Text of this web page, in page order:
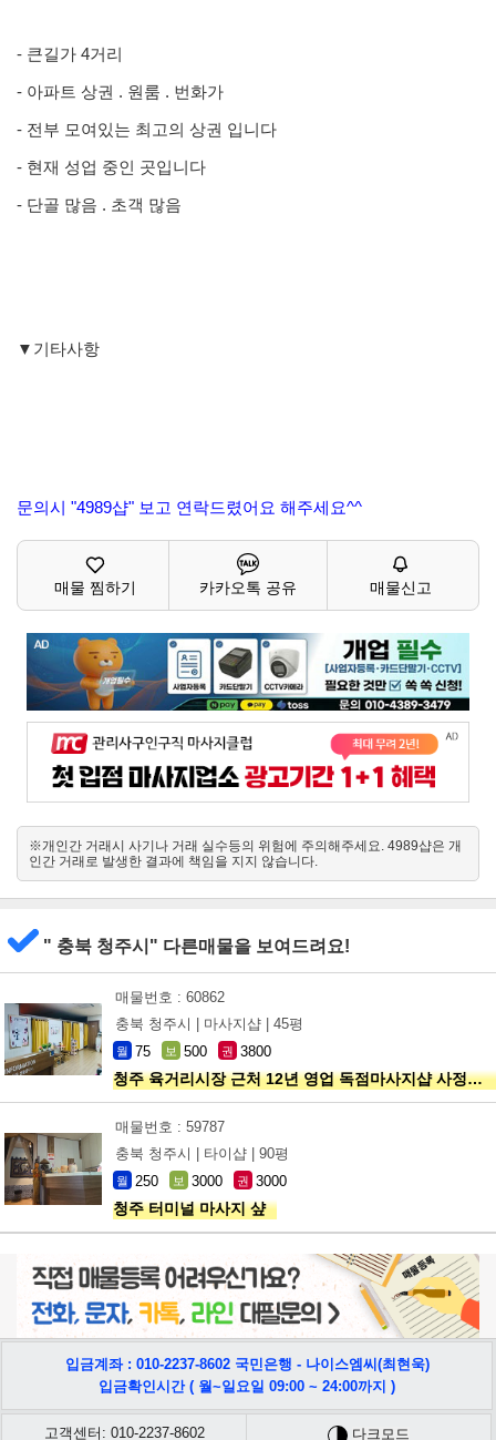
- 큰길가 4거리
- 아파트 상권 . 원룸 . 번화가
- 전부 모여있는 최고의 상권 입니다
- 현재 성업 중인 곳입니다
- 단골 많음 . 초객 많음
▼기타사항
문의시 "4989샵" 보고 연락드렸어요 해주세요^^
매물 찜하기 카카오톡 공유 매물신고
※개인간 거래시 사기나 거래 실수등의 위험에 주의해주세요. 4989샵은 개
인간 거래로 발생한 결과에 책임을 지지 않습니다.
" 충북 청주시" 다른매물을 보여드려요!
매물번호 : 60862
충북 청주시 |
마사지샵 | 45평
월 75 보 500 권 3800
청주 육거리시장 근처 12년 영업 독점마사지샵 사정상 급매합니다.
매물번호 : 59787
충북 청주시 |
타이샵 | 90평
월 250 보 3000 권 3000
청주 터미널 마사지 샾
입금계좌 : 010-2237-8602 국민은행 - 나이스엠씨(최현욱)
입금확인시간 ( 월~일요일 09:00 ~ 24:00까지 )
고객센터: 010-2237-8602 다크모드